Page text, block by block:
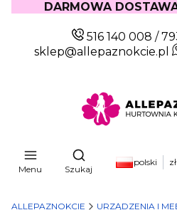
DARMOWA
516 140 008 /
sklep@allepaznokcie.pl
Menu
Otwórz
Szukaj
polski zł
ALLEPAZNOKCIE URZĄDZENIA I